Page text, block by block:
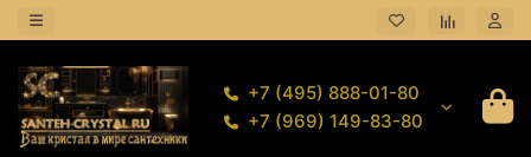
+7 (495) 888-01-80
+7 (969) 149-83-80